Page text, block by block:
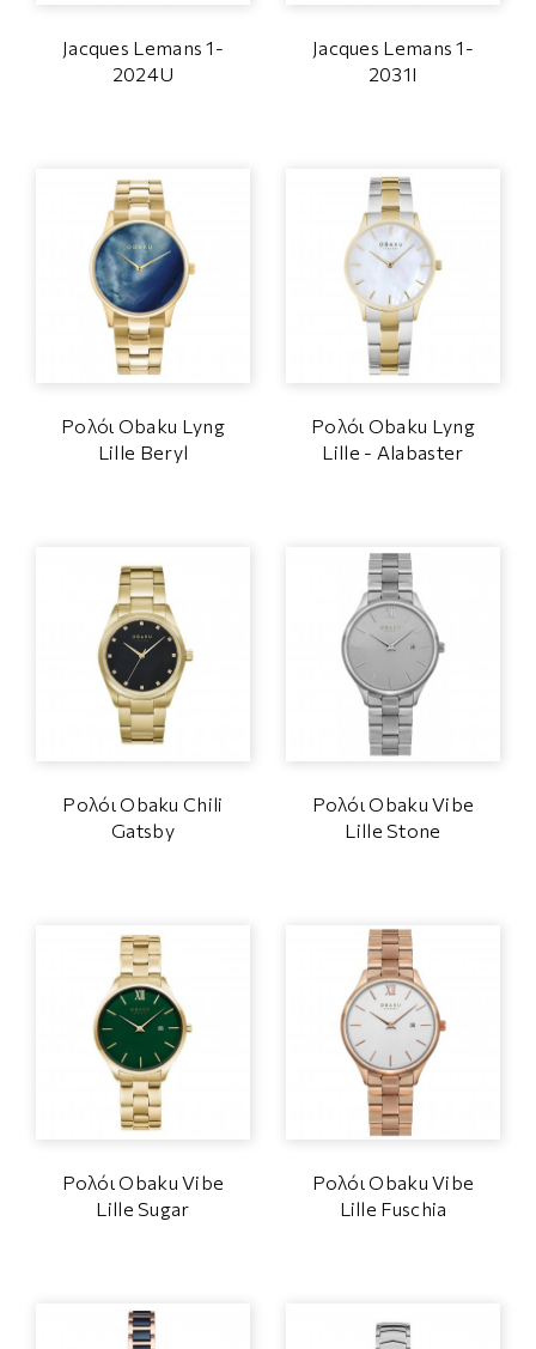
Jacques Lemans 1-
2024U
Jacques Lemans 1-
2031I
Ρολόι Obaku Lyng
Lille Beryl
Ρολόι Obaku Lyng
Lille - Alabaster
Ρολόι Obaku Chili
Gatsby
Ρολόι Obaku Vibe
Lille Stone
Ρολόι Obaku Vibe
Lille Sugar
Ρολόι Obaku Vibe
Lille Fuschia